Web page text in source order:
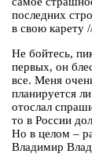
последних
в свою карету
Не бойтесь,
первых, он
все. Меня
планируется
отослал
то в России
Но в целом –
Владимир